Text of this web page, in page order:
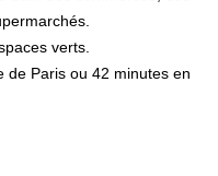
verts.
de Paris ou 42 minutes en